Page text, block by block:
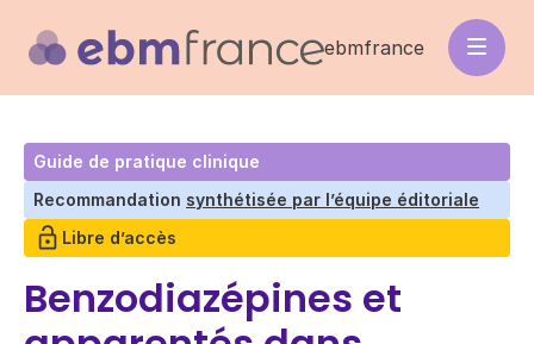
contenu
principal
ebmfrance
Guide de pratique clinique
Recommandation synthétisée par l’équipe éditoriale
Libre d’accès
Benzodiazépines et